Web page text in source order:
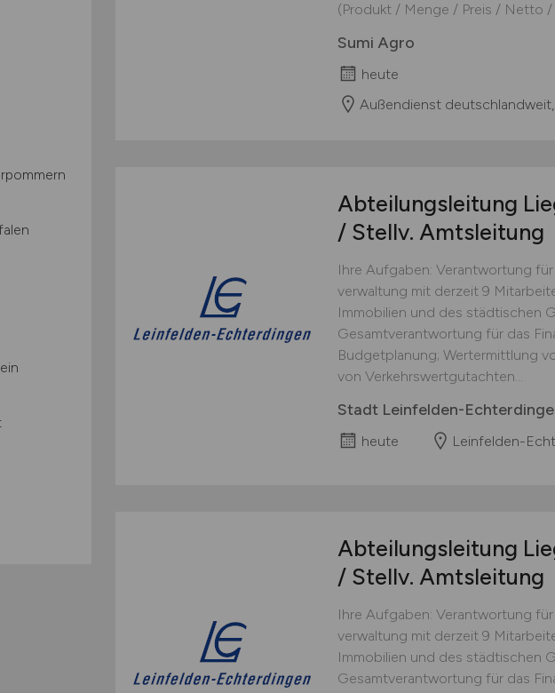
(Produkt / Menge / Preis / Netto /
Sumi Agro
heute
Außendienst
Abteilungsleitung
/ Stellv. Amtsleitung
Ihre Aufgaben: Verantwortung
verwaltung mit derzeit 9
Immobilien und des städtischen
Gesamtverantwortung für das
Budget­planung; Wertermittlung
von Verkehrswert­gutachten...
Stadt Leinfelden-
heute Leinfelden-
Abteilungsleitung
/ Stellv. Amtsleitung
Ihre Aufgaben: Verantwortung
verwaltung mit derzeit 9
Immobilien und des städtischen
Gesamtverantwortung für das